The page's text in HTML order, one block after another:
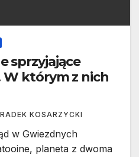
sprzyjające
W którym z nich
RADEK KOSARZYCKI
w Gwiezdnych
planeta z dwoma